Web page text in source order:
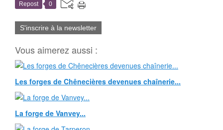
Repost 0
S'inscrire à la newsletter
Vous aimerez aussi :
Les forges de Chênecières devenues chaînerie...
La forge de Vanvey...